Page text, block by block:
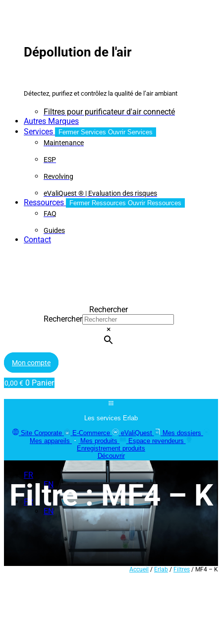
Dépollution de l'air
Détectez, purifiez et contrôlez la qualité de l’air ambiant
Filtres pour purificateur d'air connecté
Autres Marques
Services
Fermer Services Ouvrir Services
Maintenance
ESP
Revolving
eValiQuest ® | Evaluation des risques
Ressources Fermer Ressources Ouvrir Ressources
FAQ
Guides
Contact
Rechercher
Rechercher
×
Mon compte
0,00 € 0 Panier
Les services Erlab
Site Corporate
E-Commerce eValiQuest
Mes dossiers
Mes appareils
Mes produits
Espace revendeurs
Enregistrement produits
Découvrir
FR
EN
FR
EN
Filtre : MF4 – K
Accueil / Erlab / Filtres / MF4 – K